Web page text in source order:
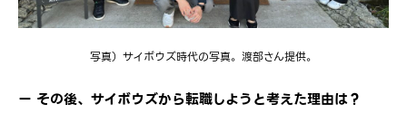
写真）サイボウズ時代の写真。渡部さん提供。
ー その後、サイボウズから転職しようと考えた理由は？